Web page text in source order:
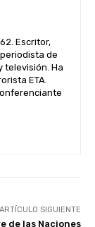
Escritor,
de
televisión. Ha
ETA.
ARTÍCULO SIGUIENTE
de las Naciones